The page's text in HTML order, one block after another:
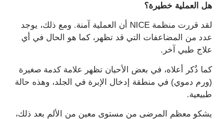
هل العملية خطيرة؟
لقد قررت منظمة NICE أن العملية آمنة. ومع ذلك، يوجد
عدد من المضاعفات التي قد تظهر، كما هو الحال في أي
علاج طبي آخر.
كما ذُكر أعلاه، في بعض الأحيان تظهر علامة كدمة صغيرة
(ورم دموي) في منطقة إدخال الإبرة في الجلد، وهذه حالة
طبيعية.
يشكو معظم المرضى من مستوى معين من الألم بعد ذلك،